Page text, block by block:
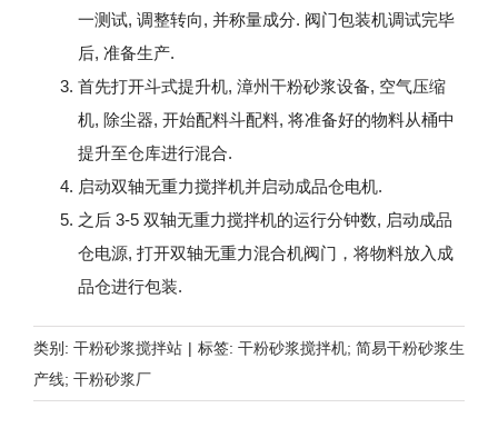
一测试, 调整转向, 并称量成分. 阀门包装机调试完毕
后, 准备生产.
首先打开斗式提升机, 漳州干粉砂浆设备, 空气压缩
机, 除尘器, 开始配料斗配料, 将准备好的物料从桶中
提升至仓库进行混合.
启动双轴无重力搅拌机并启动成品仓电机.
之后 3-5 双轴无重力搅拌机的运行分钟数, 启动成品
仓电源, 打开双轴无重力混合机阀门，将物料放入成
品仓进行包装.
类别: 干粉砂浆搅拌站 | 标签: 干粉砂浆搅拌机; 简易干粉砂浆生
产线; 干粉砂浆厂